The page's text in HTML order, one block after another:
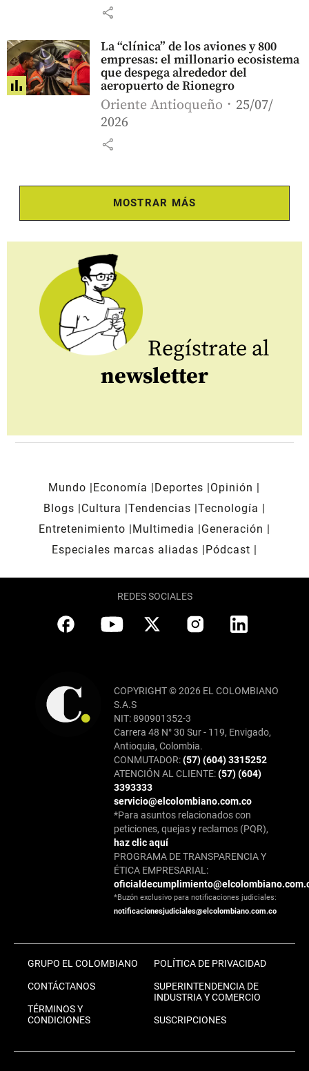
share
La “clínica” de los aviones y 800
empresas: el millonario ecosistema
que despega alrededor del
aeropuerto de Rionegro
Oriente Antioqueño
25/07/
2026
share
MOSTRAR MÁS
Regístrate al
newsletter
Mundo Economía Deportes
Opinión
Blogs
Cultura Tendencias Tecnología
Entretenimiento
Multimedia
Generación
Especiales marcas aliadas
Pódcast
REDES SOCIALES
COPYRIGHT © 2026 EL COLOMBIANO
S.A.S
NIT: 890901352-3
Carrera 48 N° 30 Sur - 119, Envigado,
Antioquia, Colombia.
CONMUTADOR:(57) (604) 3315252
ATENCIÓN AL CLIENTE:(57) (604)
3393333
servicio@elcolombiano.com.co
*Para asuntos relacionados con
peticiones, quejas y reclamos (PQR),
haz clic aquí
PROGRAMA DE TRANSPARENCIA Y
ÉTICA EMPRESARIAL:
*Buzón exclusivo para notificaciones judiciales:
notificacionesjudiciales@elcolombiano.com.co
GRUPO EL COLOMBIANO
CONTÁCTANOS
TÉRMINOS Y
CONDICIONES
POLÍTICA DE PRIVACIDAD
SUPERINTENDENCIA DE
INDUSTRIA Y COMERCIO
SUSCRIPCIONES